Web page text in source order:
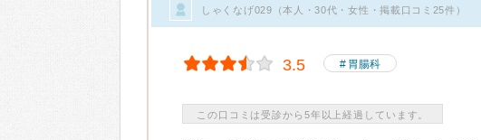
しゃくなげ029（本人・30代・女性・掲載口コミ25件）
3.5 胃腸科
この口コミは受診から5年以上経過しています。